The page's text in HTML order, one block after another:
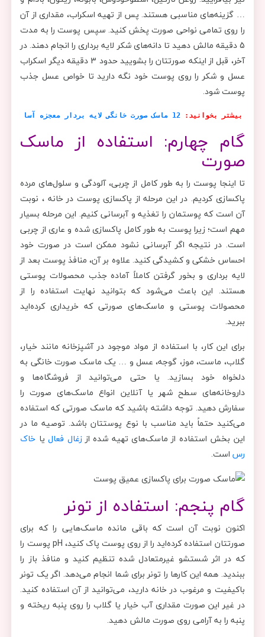
… گزینه‌های مناسبی هستند. پس از تهیه اسکراب، مقداری از آن
را روی تمامی نواحی صورت پخش کنید. سپس پوست را به مدت
5 دقیقه مالش دهید تا دانه‌های شکر لایه برداری را انجام دهند. در
آخر، قبل از اینکه صورتتان را بشویید حدود 3 دقیقه دیگر اسکراب
عسل و شکر را روی پوست خود نگه دارید تا خواص عسل جذب
پوست شود.
بیشتر بخوانید: 12 ماسک صورت خانگی لایه بردار معجزه آسا
گام چهارم: استفاده از ماسک
صورت
تا اینجا پوست را به طور کامل از چربی‌، آلودگی و سلول‌های مرده
پاکسازی کردیم. در این مرحله از پاکسازی پوست در خانه ، نوبت
آن است که پوستمان را تغذیه و آبرسانی کنیم. این مرحله بسیار
مهم است؛ زیرا پوست به طور کامل پاکسازی شده و عاری از چربی
است. در نتیجه اگر آبرسانی نشود ممکن است در صورت خود
احساس خشکی و کشیدگی کنید. علاوه بر آن، منافذ پوست بعد از
لایه برداری و بخور گرفتن کاملاً آماده جذب محصولات پوستی
هستند. این باعث می‌شود که بتوانید نهایت استفاده را از
محصولات پوستی و ماسک‌های صورتی که خریداری کرده‌اید
ببرید.
برای این کار، با استفاده از مواد موجود در آشپزخانه مانند خیار،
گلاب، ماست، موز، گوجه، عسل و … یک ماسک صورت خانگی به
دلخواه خود بسازید. یا حتی می‌توانید از فروشگاه‌ها و
داروخانه‌های سطح شهر یا آنلاین انواع ماسک‌های صورت را
سفارش دهید. توجه داشته باشید که ماسک صورتی که استفاده
می‌کنید حتماً باید مناسب با نوع پوستتان باشد. توصیه ما در
این بخش استفاده از ماسک‌های تهیه شده اززغال فعالیا خاک
رس است.
گام پنجم: استفاده از تونر
اکنون نوبت آن است که باقی مانده ماسک‌هایی را که برای
صورتتان استفاده کرده‌اید را از روی پوست پاک کنید، pH پوست را
که در اثر شستشو غیرمتعادل شده تنظیم کنید و منافذ باز را
ببندید. همه این کارها را تونر برای شما انجام می‌دهد. اگر یک تونر
باکیفیت و مرغوب در خانه دارید، می‌توانید از آن استفاده کنید.
در غیر این صورت مقداری آب خیار یا گلاب را روی پنبه ریخته و
پنبه را به آرامی روی صورت مالش دهید.